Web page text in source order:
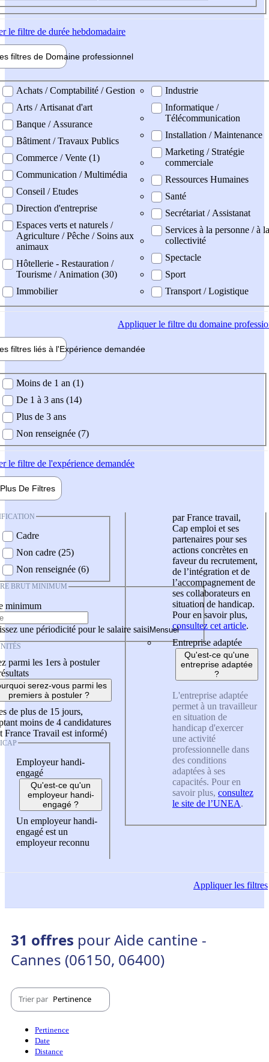
le filtre de durée hebdomadaire
filtres de Domaine professionnel
professionel
Achats / Comptabilité / Gestion
Arts / Artisanat d'art
Banque / Assurance
Bâtiment / Travaux Publics
Commerce / Vente (1)
Communication / Multimédia
Conseil / Etudes
Direction d'entreprise
Espaces verts et naturels /
Agriculture / Pêche / Soins aux
animaux
Hôtellerie - Restauration /
Tourisme / Animation (30)
Immobilier
Industrie
Informatique /
Télécommunication
Installation / Maintenance
Marketing / Stratégie
commerciale
Ressources Humaines
Santé
Secrétariat / Assistanat
Services à la personne / à la
collectivité
Spectacle
Sport
Transport / Logistique
Appliquerle filtre du domaine
filtres liés à l'Expérience demandée
demandée
Moins de 1 an (1)
De 1 à 3 ans (14)
Plus de 3 ans
Non renseignée (7)
le filtre de l'expérience demandée
Plus De Filtres
Cadre
Non cadre (25)
Non renseignée (6)
BRUT MINIMUM
minimum
une périodicité pour le salaire saisi
parmi les 1ers à postuler
serez-vous parmi les
premiers à postuler ?
de plus de 15 jours,
moins de 4 candidatures
France Travail est informé)
Employeur handi-
engagé
Qu'est-ce qu'un
employeur handi-
engagé ?
Un employeur handi-
engagé est un
employeur reconnu
par France travail,
Cap emploi et ses
partenaires pour ses
actions concrètes en
faveur du recrutement,
de l’intégration et de
l’accompagnement de
ses collaborateurs en
situation de handicap.
Pour en savoir plus,
consultez cet article.
Entreprise adaptée
Qu'est-ce qu'une
entreprise adaptée
?
L'entreprise adaptée
permet à un travailleur
en situation de
handicap d'exercer
une activité
professionnelle dans
des conditions
adaptées à ses
capacités. Pour en
savoir plus, consultez
le site de l’UNEA.
Appliquerles filtres
31 offres pour Aide cantine -
Cannes (06150, 06400)
Trier par Pertinence
Pertinence
Date
Distance